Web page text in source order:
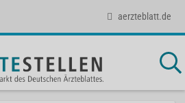
aerzteblatt.de